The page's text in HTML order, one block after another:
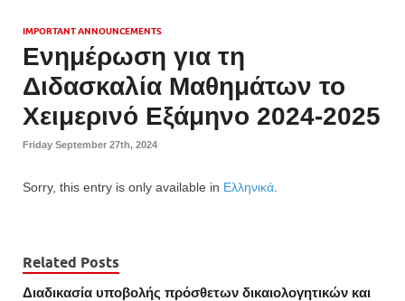
IMPORTANT ANNOUNCEMENTS
Ενημέρωση για τη
Διδασκαλία Μαθημάτων το
Χειμερινό Εξάμηνο 2024-2025
Friday September 27th, 2024
Sorry, this entry is only available in Ελληνικά
Related Posts
Διαδικασία υποβολής πρόσθετων δικαιολογητικών και